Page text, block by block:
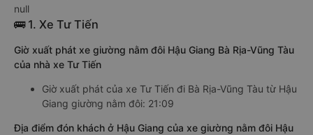
null
🚌 1. Xe Tư Tiến
Giờ xuất phát xe giường nằm đôi Hậu Giang Bà Rịa-Vũng Tàu
của nhà xe Tư Tiến
Giờ xuất phát của xe Tư Tiến đi Bà Rịa-Vũng Tàu từ Hậu
Giang giường nằm đôi: 21:09
Địa điểm đón khách ở Hậu Giang của xe giường nằm đôi Hậu